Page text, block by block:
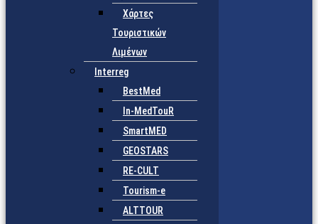
Χάρτες
Τουριστικών
Λιμένων
Interreg
BestMed
In-MedTouR
SmartMED
GEOSTARS
RE-CULT
Tourism-e
ALTTOUR